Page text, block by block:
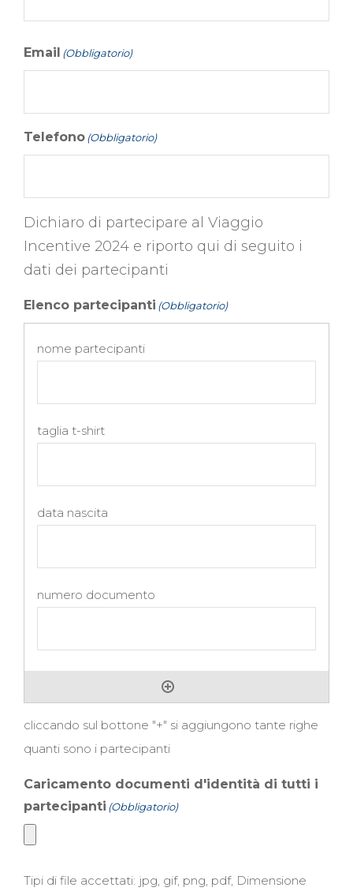
Email (Obbligatorio)
Telefono(Obbligatorio)
Dichiaro di partecipare al Viaggio
Incentive 2024 e riporto qui di seguito i
dati dei partecipanti
Elenco partecipanti (Obbligatorio)
cliccando sul bottone "+" si aggiungono tante righe
quanti sono i partecipanti
Caricamento documenti d'identità di tutti i
partecipanti (Obbligatorio)
Tipi di file accettati: jpg, gif, png, pdf, Dimensione